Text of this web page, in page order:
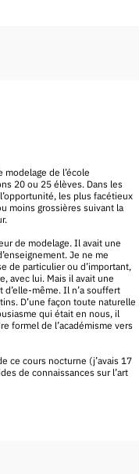
modelage de l’école
20 ou 25 élèves. Dans les
les plus facétieux
moins grossières suivant la
de modelage. Il avait une
Je ne me
de particulier ou d’important,
avec lui. Mais il avait une
d’elle-même. Il n’a souffert
D’une façon toute naturelle
qui était en nous, il
formel de l’académisme vers
ce cours nocturne (j’avais 17
de connaissances sur l’art